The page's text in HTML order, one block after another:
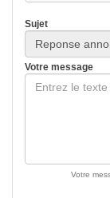
Sujet
Votre message
Votre